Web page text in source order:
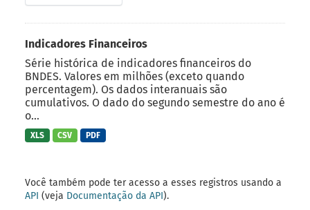
Indicadores Financeiros
Série histórica de indicadores financeiros do
BNDES. Valores em milhões (exceto quando
percentagem). Os dados interanuais são
cumulativos. O dado do segundo semestre do ano é
o...
XLS CSV PDF
Você também pode ter acesso a esses registros usando a
API (veja Documentação da API).